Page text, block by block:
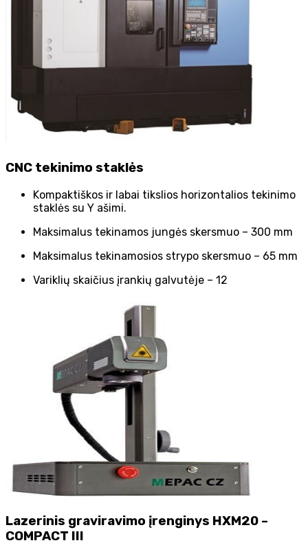
CNC tekinimo staklės
Kompaktiškos ir labai tikslios horizontalios tekinimo
staklės su Y ašimi.
Maksimalus tekinamos jungės skersmuo – 300 mm
Maksimalus tekinamosios strypo skersmuo – 65 mm
Variklių skaičius įrankių galvutėje – 12
Lazerinis graviravimo įrenginys HXM20 –
COMPACT III